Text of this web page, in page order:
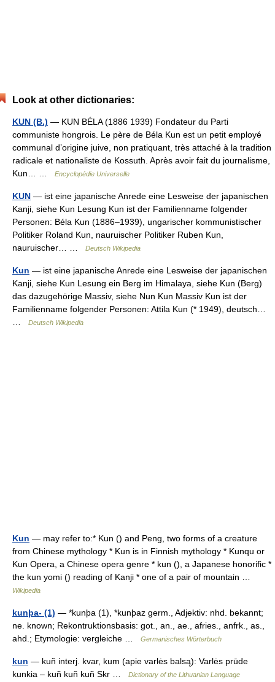
Look at other dictionaries:
KUN (B.) — KUN BÉLA (1886 1939) Fondateur du Parti
communiste hongrois. Le père de Béla Kun est un petit employé
communal d’origine juive, non pratiquant, très attaché à la tradition
radicale et nationaliste de Kossuth. Après avoir fait du journalisme,
Kun… …
Encyclopédie Universelle
KUN — ist eine japanische Anrede eine Lesweise der japanischen
Kanji, siehe Kun Lesung Kun ist der Familienname folgender
Personen: Béla Kun (1886–1939), ungarischer kommunistischer
Politiker Roland Kun, nauruischer Politiker Ruben Kun,
nauruischer… …
Deutsch Wikipedia
Kun — ist eine japanische Anrede eine Lesweise der japanischen
Kanji, siehe Kun Lesung ein Berg im Himalaya, siehe Kun (Berg)
das dazugehörige Massiv, siehe Nun Kun Massiv Kun ist der
Familienname folgender Personen: Attila Kun (* 1949), deutsch…
Deutsch Wikipedia
Kun — may refer to:* Kun () and Peng, two forms of a creature
from Chinese mythology * Kun is in Finnish mythology * Kunqu or
Kun Opera, a Chinese opera genre * kun (), a Japanese honorific *
the kun yomi () reading of Kanji * one of a pair of mountain …
Wikipedia
kunþa- (1) — *kunþa (1), *kunþaz germ., Adjektiv: nhd. bekannt;
ne. known; Rekontruktionsbasis: got., an., ae., afries., anfrk., as.,
ahd.; Etymologie: vergleiche …
Germanisches Wörterbuch
kun — kuñ interj. kvar, kum (apie varlės balsą): Varlės prūde
kunkia – kuñ kuñ kuñ Skr …
Dictionary of the Lithuanian Language